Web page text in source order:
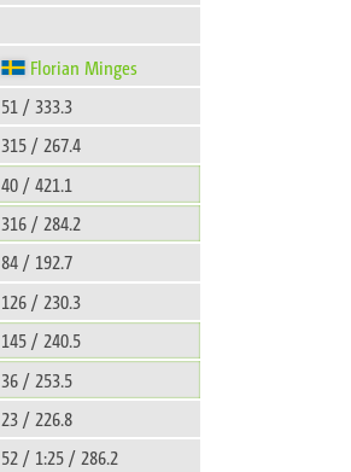
Florian Minges
51 / 333.3
315 / 267.4
40 / 421.1
316 / 284.2
84 / 192.7
126 / 230.3
145 / 240.5
36 / 253.5
23 / 226.8
52 / 1:25 / 286.2